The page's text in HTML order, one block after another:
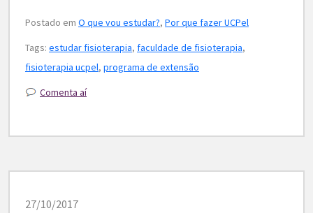
Postado em O que vou estudar?, Por que fazer UCPel
Tags: estudar fisioterapia, faculdade de fisioterapia,
fisioterapia ucpel, programa de extensão
Comenta aí
27/10/2017